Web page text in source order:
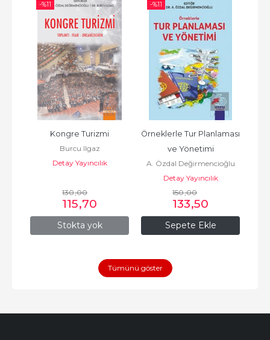
-%11
Stokta yok
Kongre Turizmi
Burcu Ilgaz
Detay Yayıncılık
130,00
115,70
-%11
Sepete Ekle
Örneklerle Tur Planlaması
ve Yönetimi
A. Özdal Değirmencioğlu
Detay Yayıncılık
150,00
133,50
Tümünü göster